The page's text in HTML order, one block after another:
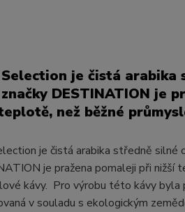
je čistá arabika
DESTINATION je
než běžné
je čistá arabika středně silné
je pražena pomaleji při nižší
kávy. Pro výrobu této kávy byla
v souladu s ekologickým